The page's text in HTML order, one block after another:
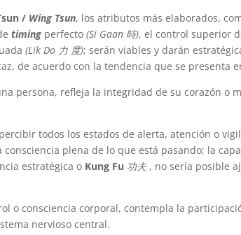
/ Wing Tsun, los atributos más elaborados,
timing perfecto(Si Gaan 時), el control superior
(Lik Do 力 度); serán viables y darán
de acuerdo con la tendencia que se presenta
persona, refleja la integridad de su corazón o
todos los estados de alerta, atención o
plena de lo que está pasando; la
estratégica o Kung Fu 功夫 , no sería posible
o consciencia corporal, contempla la
nervioso central.